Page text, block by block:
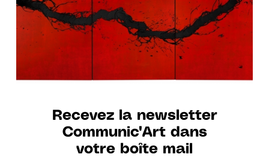
Recevez la newsletter
Communic'Art dans
votre boîte mail